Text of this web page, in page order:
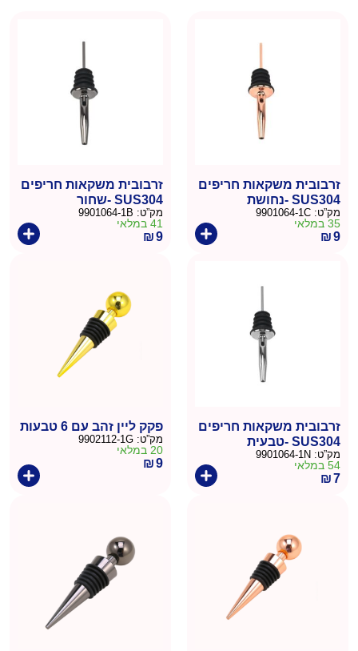
זרבובית משקאות חריפים
SUS304 -נחושת
מק”ט: 9901064-1C
35 במלאי
₪9
זרבובית משקאות חריפים
SUS304 -שחור
מק”ט: 9901064-1B
41 במלאי
₪9
זרבובית משקאות חריפים
SUS304 -טבעית
מק”ט: 9901064-1N
54 במלאי
₪7
פקק ליין זהב עם 6 טבעות
מק”ט: 9902112-1G
20 במלאי
₪9